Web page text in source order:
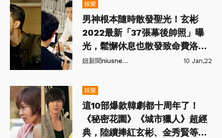
娛樂
男神根本隨時散發聖光！玄彬
2022最新「37張幕後帥照」曝
光，鬆懈休息也散發致命費洛蒙
💗
妞新聞niusnews 10 Jan,22
娛樂
這10部爆款韓劇都十周年了！
《秘密花園》《城市獵人》超經
典，陸續捧紅玄彬、金秀賢等大